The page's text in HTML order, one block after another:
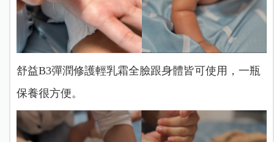
舒益B3彈潤修護輕乳霜全臉跟身體皆可使用，一瓶
保養很方便。